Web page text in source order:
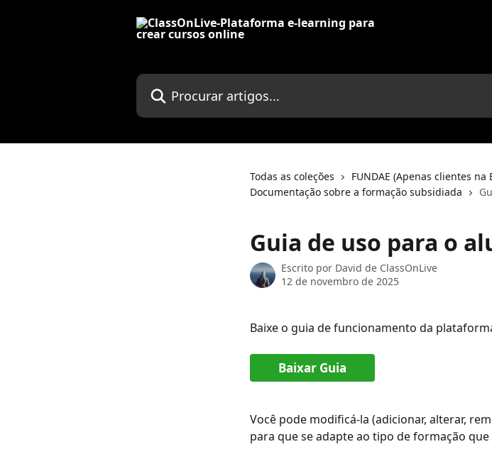
Procurar artigos...
Todas as coleções
FUNDAE (Apenas clientes na
Documentação sobre a formação subsidiada
Guia de uso para o
Escrito por David de ClassOnLive
12 de novembro de 2025
Baixe o guia de funcionamento da
Baixar Guia
Você pode modificá-la (adicionar, alterar,
para que se adapte ao tipo de formação